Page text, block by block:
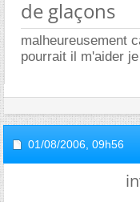
de glaçons
malheureusement
pourrait il m'aider
01/08/2006, 09h56